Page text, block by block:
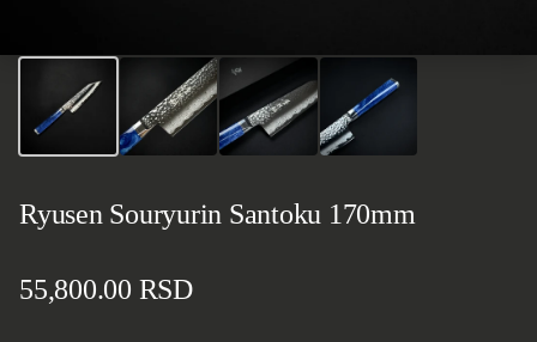
Ryusen Souryurin Santoku 170mm
Standardna cena
55,800.00 RSD